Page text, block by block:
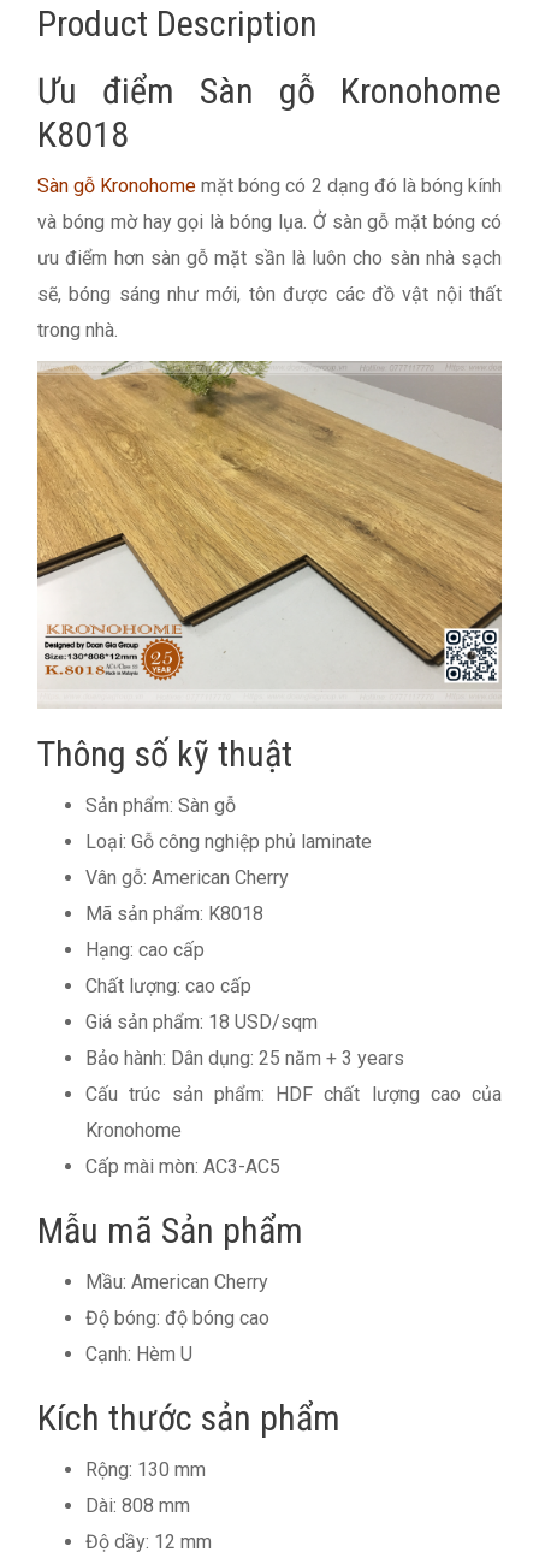
Product Description
Ưu điểm Sàn gỗ Kronohome
K8018
Sàn gỗ Kronohome mặt bóng có 2 dạng đó là bóng kính
và bóng mờ hay gọi là bóng lụa. Ở sàn gỗ mặt bóng có
ưu điểm hơn sàn gỗ mặt sần là luôn cho sàn nhà sạch
sẽ, bóng sáng như mới, tôn được các đồ vật nội thất
trong nhà.
Thông số kỹ thuật
Sản phẩm: Sàn gỗ
Loại: Gỗ công nghiệp phủ laminate
Vân gỗ: American Cherry
Mã sản phẩm: K8018
Hạng: cao cấp
Chất lượng: cao cấp
Giá sản phẩm: 18 USD/sqm
Bảo hành: Dân dụng: 25 năm + 3 years
Cấu trúc sản phẩm: HDF chất lượng cao của
Kronohome
Cấp mài mòn: AC3-AC5
Mẫu mã Sản phẩm
Mầu: American Cherry
Độ bóng: độ bóng cao
Cạnh: Hèm U
Kích thước sản phẩm
Rộng: 130 mm
Dài: 808 mm
Độ dầy: 12 mm